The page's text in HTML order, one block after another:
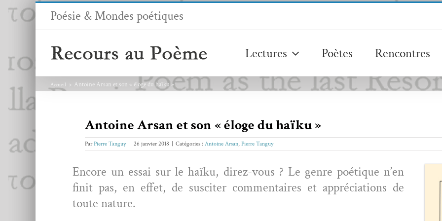
Passer
Poésie & Mondes poétiques
Lectures Poètes Rencontres
Accueil Antoine Arsan et son « éloge du haïku »
Antoine Arsan et son « éloge du haïku »
ParPierre Tanguy 26 janvier 2018 Catégories : Antoine Arsan, Pierre Tanguy
Encore un essai sur le haïku, direz-vous ? Le genre poé­tique n’en
finit pas, en effet, de sus­citer com­men­taires et appré­ci­a­tions de
toute nature.